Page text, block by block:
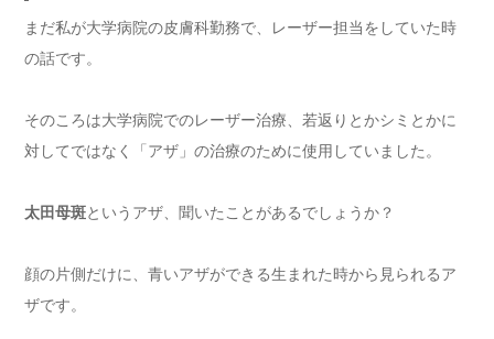
まだ私が大学病院の皮膚科勤務で、レーザー担当をしていた時
の話です。
そのころは大学病院でのレーザー治療、若返りとかシミとかに
対してではなく「アザ」の治療のために使用していました。
太田母斑というアザ、聞いたことがあるでしょうか？
顔の片側だけに、青いアザができる生まれた時から見られるア
ザです。